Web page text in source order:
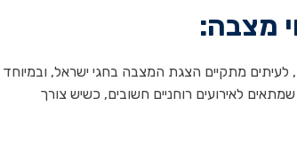
מצבה:
לדוגמה, לעיתים מתקיים הצגת המצבה בחגי ישראל, ובמיוחד
לאירועים רוחניים חשובים, כשיש צורך